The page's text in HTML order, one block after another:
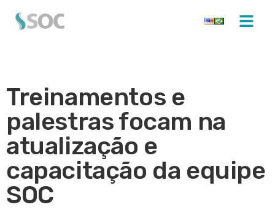
Treinamentos e
palestras focam na
atualização e
capacitação da equipe
SOC